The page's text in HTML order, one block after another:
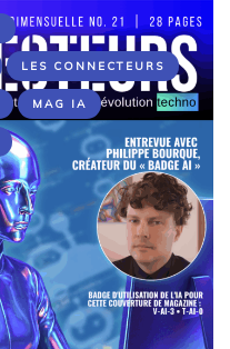
LES CONNECTEURS
MAG IA